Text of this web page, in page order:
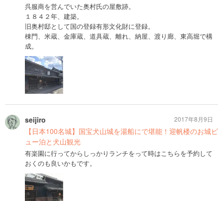
呉服商を営んでいた奥村氏の屋敷跡。
１８４２年、建築。
旧奥村邸として国の登録有形文化財に登録。
棟門、米蔵、金庫蔵、道具蔵、離れ、納屋、渡り廊、東高堀で構
成。
seijiro
【日本100名城】国宝犬山城を湯船にで堪能！迎帆楼のお城ビ
ュー泊と犬山観光
有楽園に行ってからしっかりランチをって時はこちらを予約して
おくのも良いかもです。
2017年8月9日